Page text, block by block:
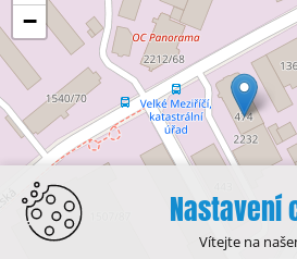
−
Nastavení
Vítejte na